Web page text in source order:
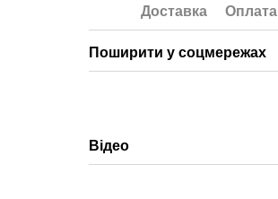
Доставка Оплата
Поширити у соцмережах
Відео